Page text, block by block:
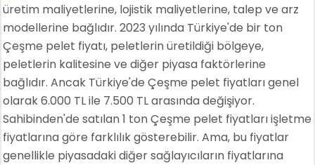
üretim maliyetlerine, lojistik maliyetlerine, talep ve arz
modellerine bağlıdır. 2023 yılında Türkiye'de bir ton
Çeşme pelet fiyatı, peletlerin üretildiği bölgeye,
peletlerin kalitesine ve diğer piyasa faktörlerine
bağlıdır. Ancak Türkiye'de Çeşme pelet fiyatları genel
olarak 6.000 TL ile 7.500 TL arasında değişiyor.
Sahibinden'de satılan 1 ton Çeşme pelet fiyatları işletme
fiyatlarına göre farklılık gösterebilir. Ama, bu fiyatlar
genellikle piyasadaki diğer sağlayıcıların fiyatlarına